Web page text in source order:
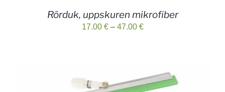
Rörduk, uppskuren mikrofiber
17.00 € – 47.00 €Prisintervall: